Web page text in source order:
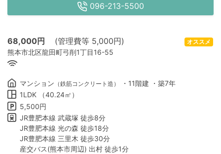
096-213-5500
68,000円 (管理費等 5,000円)
熊本市北区龍田町弓削1丁目16-55
オススメ
マンション （鉄筋コンクリート造）
・11階建 ・築7年
1LDK （40.24㎡）
5,500円
JR豊肥本線 武蔵塚 徒歩8分
JR豊肥本線 光の森 徒歩18分
JR豊肥本線 三里木 徒歩30分
産交バス(熊本市周辺) 出村 徒歩1分